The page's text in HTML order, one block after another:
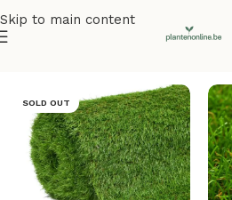
Skip to main content
SOLD OUT